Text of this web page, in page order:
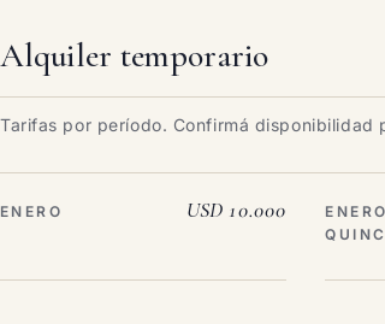
Alquiler temporario
Tarifas por período. Confirmá disponibilidad
ENERO USD 10.000